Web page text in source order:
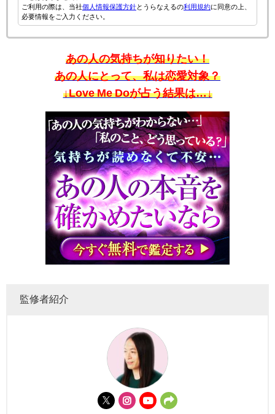
ご利用の際は、当社個人情報保護方針とうらなえるの利用規約に同意の上、
必要情報をご入力ください。
あの人の気持ちが知りたい！
あの人にとって、私は恋愛対象？
↓Love Me Doが占う結果は…↓
監修者紹介